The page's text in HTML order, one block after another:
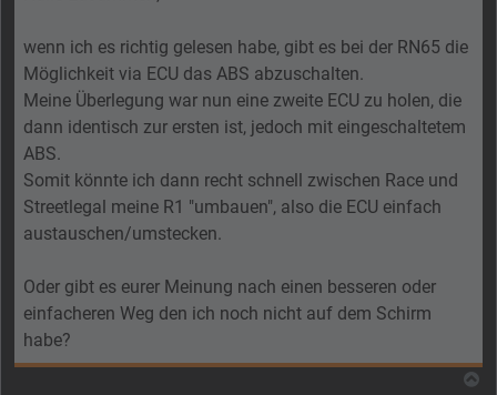
wenn ich es richtig gelesen habe, gibt es bei der RN65 die
Möglichkeit via ECU das ABS abzuschalten.
Meine Überlegung war nun eine zweite ECU zu holen, die
dann identisch zur ersten ist, jedoch mit eingeschaltetem
ABS.
Somit könnte ich dann recht schnell zwischen Race und
Streetlegal meine R1 "umbauen", also die ECU einfach
austauschen/umstecken.
Oder gibt es eurer Meinung nach einen besseren oder
einfacheren Weg den ich noch nicht auf dem Schirm
habe?